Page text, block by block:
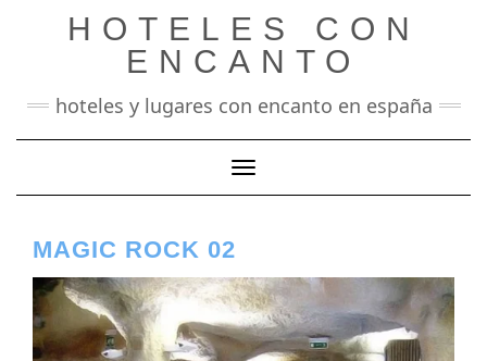
HOTELES CON
ENCANTO
hoteles y lugares con encanto en españa
Cambiar modo de navegación
MAGIC ROCK 02